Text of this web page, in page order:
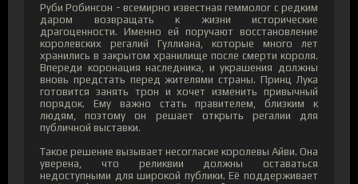
Руби Робинсон - всемирно известная геммолог с редким
даром возвращать к жизни исторические
драгоценности. Именно ей поручают восстановление
королевских регалий Гуллиана, которые много лет
хранились в закрытом хранилище после смерти короля.
Впереди коронация наследника, и украшения должны
вновь предстать перед жителями страны. Принц Лука
готовится занять трон и хочет изменить привычный
порядок. Ему важно стать правителем, близким к
людям, поэтому он решает открыть регалии для
публичной выставки.
Такое решение вызывает несогласие королевы Айви. Она
уверена, что реликвии должны оставаться
недоступными для широкой публики. Её поддерживает